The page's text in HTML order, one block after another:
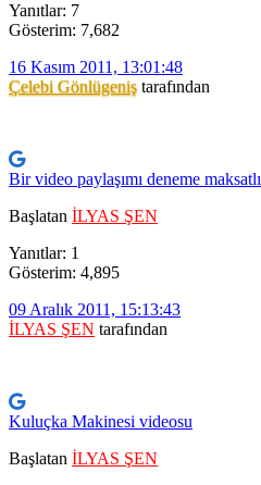
Yanıtlar: 7
Gösterim: 7,682
16 Kasım 2011, 13:01:48
Çelebi Gönlügeniştarafından
Bir video paylaşımı deneme maksatlı
Başlatan İLYAS ŞEN
Yanıtlar: 1
Gösterim: 4,895
09 Aralık 2011, 15:13:43
İLYAS ŞEN tarafından
Kuluçka Makinesi videosu
Başlatan İLYAS ŞEN